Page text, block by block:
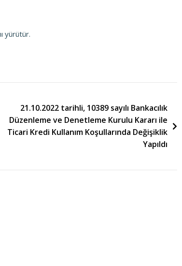
yürütür.
21.10.2022 tarihli, 10389 sayılı Bankacılık
Düzenleme ve Denetleme Kurulu Kararı ile
Ticari Kredi Kullanım Koşullarında Değişiklik
Yapıldı